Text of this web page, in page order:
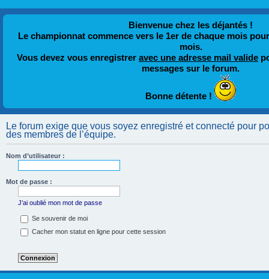
Bienvenue chez les déjantés !
Le championnat commence vers le 1er de chaque mois
mois.
Vous devez vous enregistrer avec une adresse mail valide
messages sur le forum.
Bonne détente !
Le forum exige que vous soyez enregistré et connecté pour
des membres de l’équipe.
Nom d’utilisateur :
Mot de passe :
J’ai oublié mon mot de passe
Se souvenir de moi
Cacher mon statut en ligne pour cette session